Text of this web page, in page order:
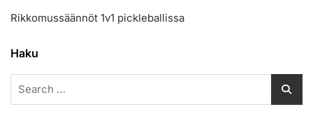
Rikkomussäännöt 1v1 pickleballissa
Haku